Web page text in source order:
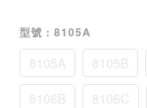
型號 : 8105A
8105A 8105B
8106B
8106C